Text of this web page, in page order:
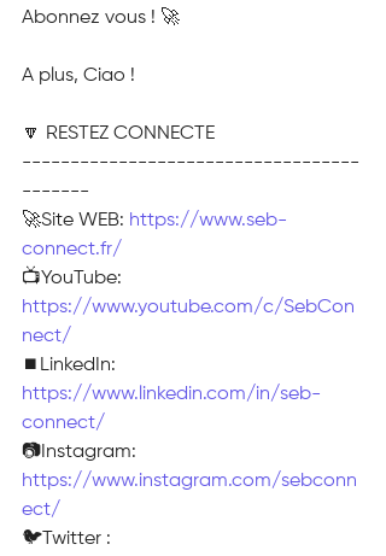
Abonnez vous ! 🚀
A plus, Ciao !
🔽 RESTEZ CONNECTE
-----------------------------------
-------
🚀Site WEB: https://www.seb-
connect.fr/
📺YouTube:
https://www.youtube.com/c/SebCon
nect/
⏹️LinkedIn:
https://www.linkedin.com/in/seb-
connect/
📷Instagram:
https://www.instagram.com/sebconn
ect/
🐦Twitter :